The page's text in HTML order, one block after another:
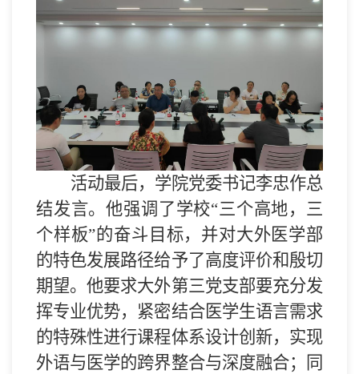
活动最后，学院党委书记李忠作总
结发言。他强调了学校“三个高地，三
个样板”的奋斗目标， 并对大外医学部
的特色发展路径给予了高度评价和殷切
期望。他要求大外第三党支部要充分发
挥专业优势，紧密结合医学生语言需求
的特殊性进行课程体系设计创新，实现
外语与医学的跨界整合与深度融合；同